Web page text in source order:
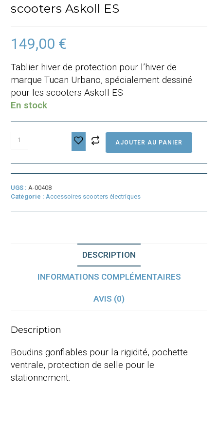
scooters Askoll ES
149,00 €
Tablier hiver de protection pour l’hiver de
marque Tucan Urbano, spécialement dessiné
pour les scooters Askoll ES
En stock
hiver
Termoscud
scooters
Askoll
ES
AJOUTER AU PANIER
UGS : A-00408
Catégorie : Accessoires scooters électriques
DESCRIPTION
INFORMATIONS COMPLÉMENTAIRES
AVIS (0)
Description
Boudins gonflables pour la rigidité, pochette
ventrale, protection de selle pour le
stationnement.